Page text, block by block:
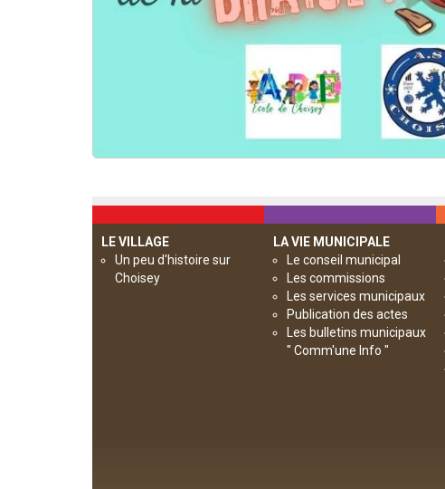
LE VILLAGE
Un peu d'histoire sur
Choisey
LA VIE MUNICIPALE
Le conseil municipal
Les commissions
Les services municipaux
Publication des actes
Les bulletins municipaux
" Comm'une Info "